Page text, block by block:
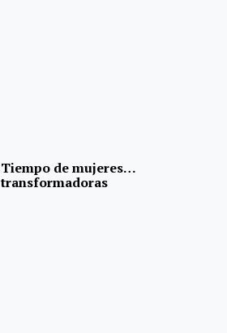
Tiempo de mujeres…
transformadoras